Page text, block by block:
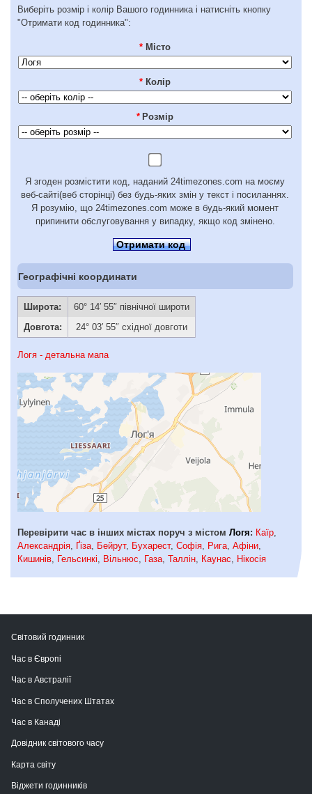
Виберіть розмір і колір Вашого годинника і натисніть кнопку
"Отримати код годинника":
* Місто
* Колір
* Розмір
Я згоден розмістити код, наданий 24timezones.com на моєму
веб-сайті(веб сторінці) без будь-яких змін у текст і посиланнях.
Я розумію, що 24timezones.com може в будь-який момент
припинити обслуговування у випадку, якщо код змінено.
Отримати код
Географічні координати
Широта:
60° 14′ 55″ північної широти
Довгота:
24° 03′ 55″ східної довготи
Логя - детальна мапа
Перевірити час в інших містах поруч з містом Логя: Каїр
Александрія
Ґіза Бейрут, Бухарест, Софія Рига Афіни
Кишинів
Гельсинкі Вільнюс Газа Таллін Каунас Нікосія
Світовий годинник
Час в Європі
Час в Австралії
Час в Сполучених Штатах
Час в Канаді
Довідник світового часу
Карта світу
Віджети годинників